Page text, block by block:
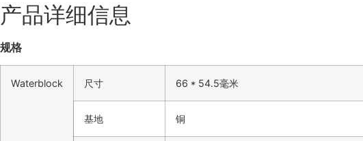
产品详细信息
规格
Waterblock 尺寸 66 * 54.5毫米
基地 铜